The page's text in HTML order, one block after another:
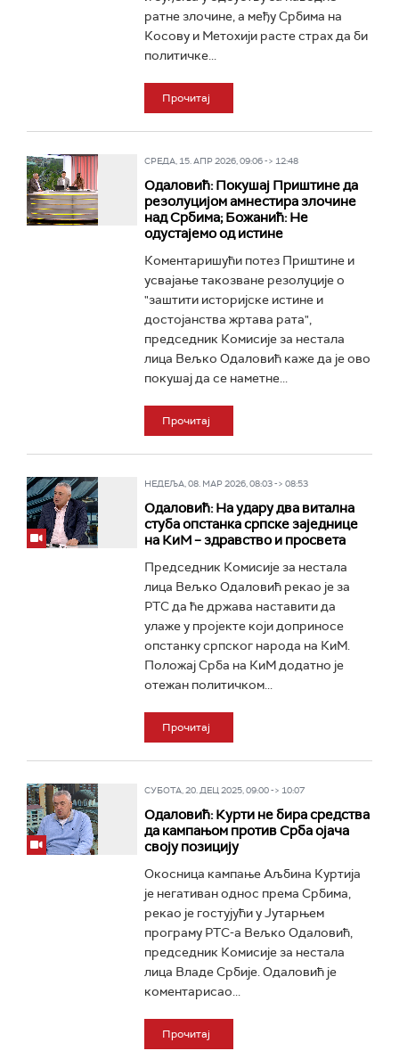
ратне злочине, а међу Србима на
Косову и Метохији расте страх да би
политичке...
Прочитај
СРЕДА, 15. АПР 2026, 09:06 -> 12:48
Одаловић: Покушај Приштине да
резолуцијом амнестира злочине
над Србима; Божанић: Не
одустајемо од истине
Коментаришући потез Приштине и
усвајање такозване резолуције о
"заштити историјске истине и
достојанства жртава рата",
председник Комисије за нестала
лица Вељко Одаловић каже да је ово
покушај да се наметне...
Прочитај
НЕДЕЉА, 08. МАР 2026, 08:03 -> 08:53
Одаловић: На удару два витална
стуба опстанка српске заједнице
на КиМ – здравство и просвета
Председник Комисије за нестала
лица Вељко Одаловић рекао је за
РТС да ће држава наставити да
улаже у пројекте који доприносе
опстанку српског народа на КиМ.
Положај Срба на КиМ додатно је
отежан политичком...
Прочитај
СУБОТА, 20. ДЕЦ 2025, 09:00 -> 10:07
Одаловић: Курти не бира средства
да кампањом против Срба ојача
своју позицију
Окосница кампање Аљбина Куртија
је негативан однос према Србима,
рекао је гостујући у Јутарњем
програму РТС-а Вељко Одаловић,
председник Комисије за нестала
лица Владе Србије. Одаловић је
коментарисао...
Прочитај